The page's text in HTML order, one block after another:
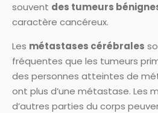
souvent des tumeurs
caractère cancéreux.
Les métastases cérébrales
fréquentes que les tumeurs
des personnes atteintes de
ont plus d’une métastase. Les
d’autres parties du corps